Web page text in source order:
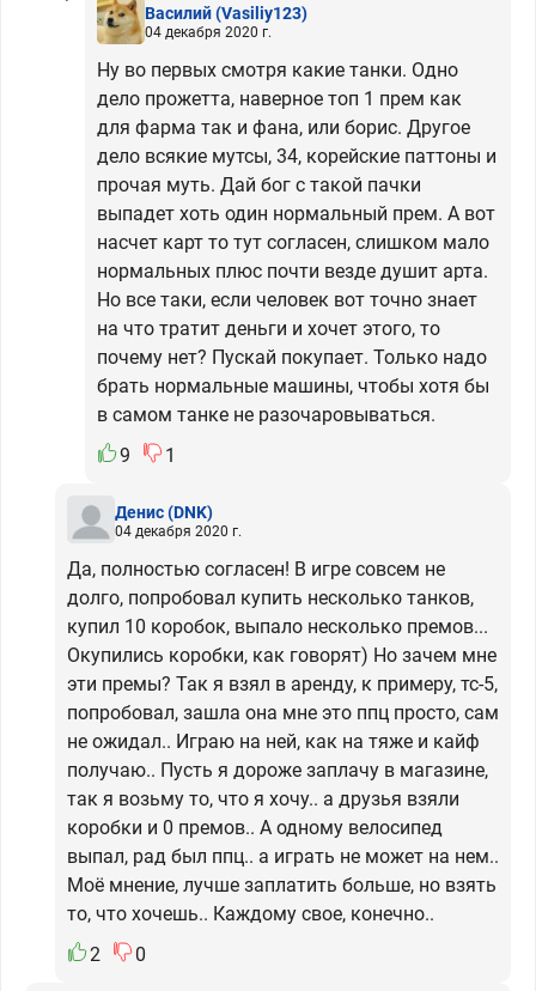
Василий(Vasiliy123)
04 декабря 2020 г.
Ну во первых смотря какие танки. Одно
дело прожетта, наверное топ 1 прем как
для фарма так и фана, или борис. Другое
дело всякие мутсы, 34, корейские паттоны и
прочая муть. Дай бог с такой пачки
выпадет хоть один нормальный прем. А вот
насчет карт то тут согласен, слишком мало
нормальных плюс почти везде душит арта.
Но все таки, если человек вот точно знает
на что тратит деньги и хочет этого, то
почему нет? Пускай покупает. Только надо
брать нормальные машины, чтобы хотя бы
в самом танке не разочаровываться.
9
1
Денис(DNK)
04 декабря 2020 г.
Да, полностью согласен! В игре совсем не
долго, попробовал купить несколько танков,
купил 10 коробок, выпало несколько премов...
Окупились коробки, как говорят) Но зачем мне
эти премы? Так я взял в аренду, к примеру, тс-5,
попробовал, зашла она мне это ппц просто, сам
не ожидал.. Играю на ней, как на тяже и кайф
получаю.. Пусть я дороже заплачу в магазине,
так я возьму то, что я хочу.. а друзья взяли
коробки и 0 премов.. А одному велосипед
выпал, рад был ппц.. а играть не может на нем..
Моё мнение, лучше заплатить больше, но взять
то, что хочешь.. Каждому свое, конечно..
2
0